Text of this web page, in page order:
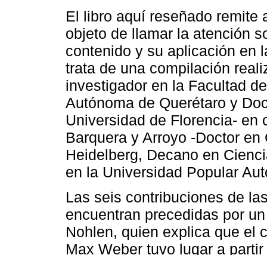
El libro aquí reseñado remite
objeto de llamar la atención
contenido y su aplicación en
trata de una compilación
investigador en la Facultad
Autónoma de Querétaro y
Universidad de Florencia- en
Barquera y Arroyo -Doctor
Heidelberg, Decano en
en la Universidad Popular
Las seis contribuciones de
encuentran precedidas por
Nohlen, quien explica que el
Max Weber tuvo lugar a